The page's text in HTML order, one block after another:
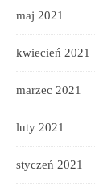
maj 2021
kwiecień 2021
marzec 2021
luty 2021
styczeń 2021